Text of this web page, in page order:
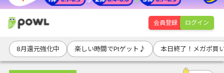
会員登録 ログイン
8月還元強化中 楽しい時間でPtゲット♪ 本日終了！メガポ買